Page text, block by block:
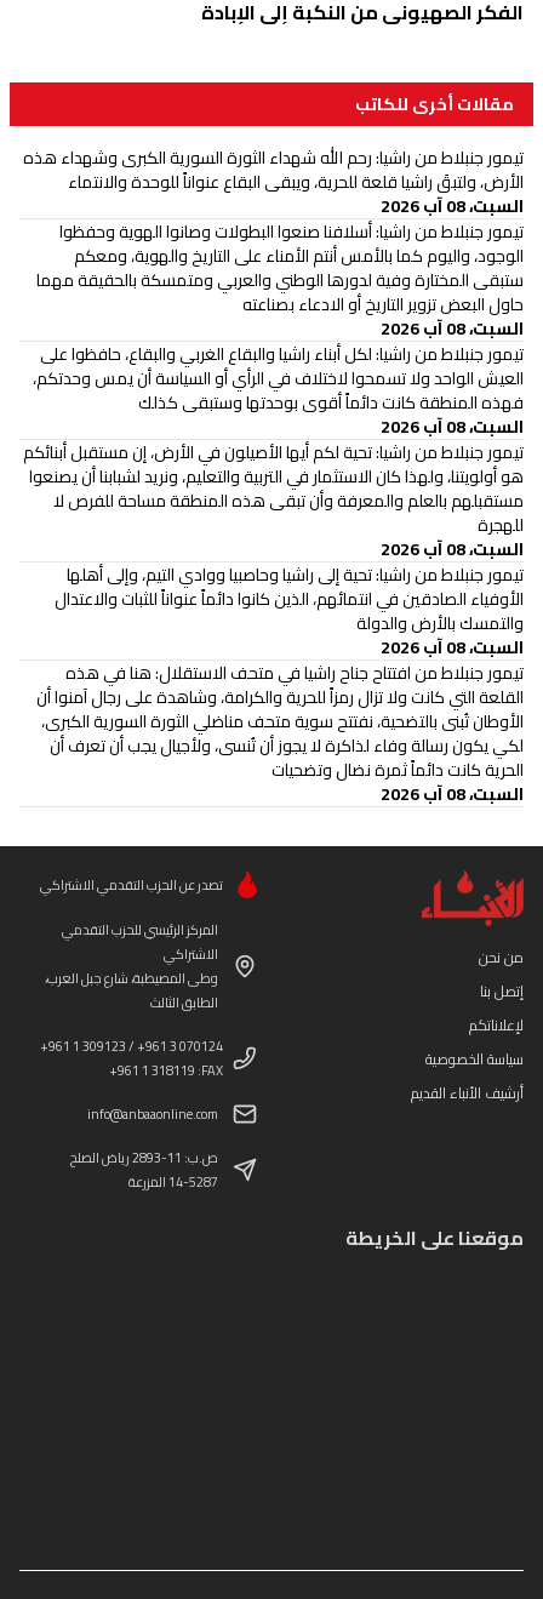
الفكر الصهيوني من النكبة إلى الإبادة
مقالات أخرى للكاتب
تيمور جنبلاط من راشيا: رحم الله شهداء الثورة السورية الكبرى وشهداء هذه
الأرض، ولتبقَ راشيا قلعة للحرية، ويبقى البقاع عنواناً للوحدة والانتماء
السبت، 08 آب 2026
تيمور جنبلاط من راشيا: أسلافنا صنعوا البطولات وصانوا الهوية وحفظوا
الوجود، واليوم كما بالأمس أنتم الأمناء على التاريخ والهوية، ومعكم
ستبقى المختارة وفية لدورها الوطني والعربي ومتمسكة بالحقيقة مهما
حاول البعض تزوير التاريخ أو الادعاء بصناعته
السبت، 08 آب 2026
تيمور جنبلاط من راشيا: لكل أبناء راشيا والبقاع الغربي والبقاع، حافظوا على
العيش الواحد ولا تسمحوا لاختلاف في الرأي أو السياسة أن يمس وحدتكم،
فهذه المنطقة كانت دائماً أقوى بوحدتها وستبقى كذلك
السبت، 08 آب 2026
تيمور جنبلاط من راشيا: تحية لكم أيها الأصيلون في الأرض، إن مستقبل أبنائكم
هو أولويتنا، ولهذا كان الاستثمار في التربية والتعليم، ونريد لشبابنا أن يصنعوا
مستقبلهم بالعلم والمعرفة وأن تبقى هذه المنطقة مساحة للفرص لا
للهجرة
السبت، 08 آب 2026
تيمور جنبلاط من راشيا: تحية إلى راشيا وحاصبيا ووادي التيم، وإلى أهلها
الأوفياء الصادقين في انتمائهم، الذين كانوا دائماً عنواناً للثبات والاعتدال
والتمسك بالأرض والدولة
السبت، 08 آب 2026
تيمور جنبلاط من افتتاح جناح راشيا في متحف الاستقلال: هنا في هذه
القلعة التي كانت ولا تزال رمزاً للحرية والكرامة، وشاهدة على رجال آمنوا أن
الأوطان تُبنى بالتضحية، نفتتح سوية متحف مناضلي الثورة السورية الكبرى،
لكي يكون رسالة وفاء لذاكرة لا يجوز أن تُنسى، ولأجيال يجب أن تعرف أن
الحرية كانت دائماً ثمرة نضال وتضحيات
السبت، 08 آب 2026
من نحن
إتصل بنا
لإعلاناتكم
سياسة الخصوصية
أرشيف الأنباء القديم
تصدر عن الحزب التقدمي الاشتراكي
المركز الرئيسي للحزب التقدمي
الاشتراكي
وطى المصيطبة، شارع جبل العرب،
الطابق الثالث
+961 1 309123 / +961 3 070124
+961 1 318119 :FAX
info@anbaaonline.com
ص.ب: 11-2893 رياض الصلح
14-5287 المزرعة
موقعنا على الخريطة